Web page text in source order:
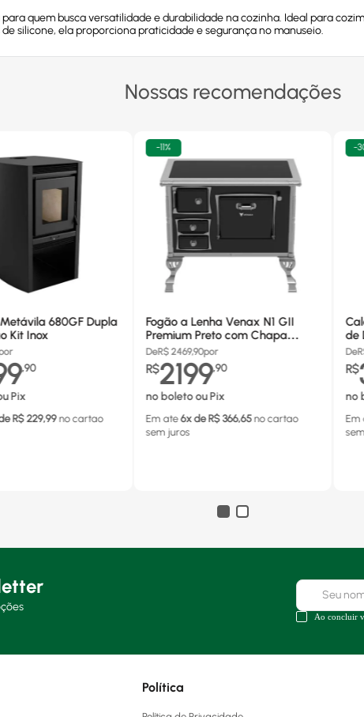
quem busca versatilidade e durabilidade na cozinha. Ideal para
silicone, ela proporciona praticidade e segurança no manuseio.
Nossas recomendações
680GF Dupla
Kit Inox
,90
Pix
R$ 229,99 no cartao
-11%
Fogão a Lenha Venax N1 GII
Premium Preto com Chapa
Vitrocerâmica - Chaminé Saída
Lado Direito
DeR$2469,90por
R$2199,90
no boleto ou Pix
Em ate 6x de R$ 366,65 no cartao
sem juros
-
de
De
R$
no
Em
Ao concluir
Política